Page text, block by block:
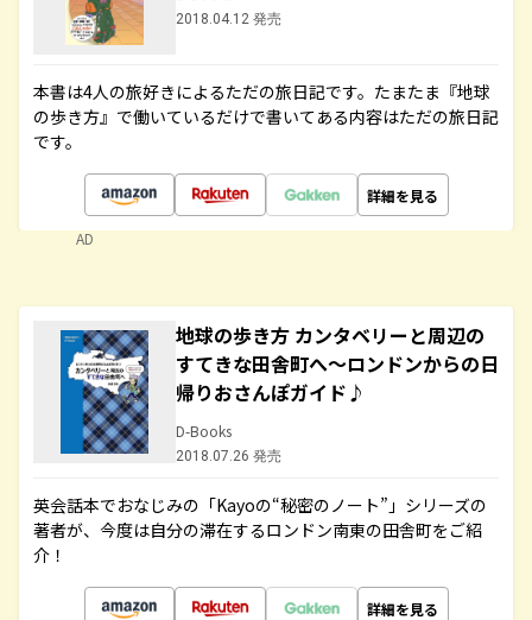
2018.04.12 発売
本書は4人の旅好きによるただの旅日記です。たまたま『地球
の歩き方』で働いているだけで書いてある内容はただの旅日記
です。
詳細を見る
AD
地球の歩き方 カンタベリーと周辺の
すてきな田舎町へ～ロンドンからの日
帰りおさんぽガイド♪
D-Books
2018.07.26 発売
英会話本でおなじみの「Kayoの“秘密のノート”」シリーズの
著者が、今度は自分の滞在するロンドン南東の田舎町をご紹
介！
詳細を見る